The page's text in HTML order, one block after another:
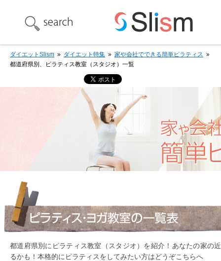
ダイエットSlism » ダイエット特集 » 家や会社でできる簡単ピラティス »
都道府県別、ピラティス教室（スタジオ）一覧
都道府県別にピラティス教室（スタジオ）を紹介！あなたの家の
るかも！本格的にピラティスをしてみたい方はどうぞこちらへ